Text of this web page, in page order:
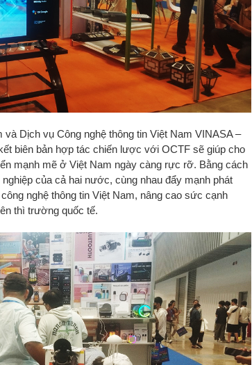
Dịch vụ Công nghệ thông tin Việt Nam VINASA –
biên bản hợp tác chiến lược với OCTF sẽ giúp cho
mạnh mẽ ở Việt Nam ngày càng rực rỡ. Bằng cách
của cả hai nước, cùng nhau đẩy mạnh phát
nghệ thông tin Việt Nam, nâng cao sức cạnh
thì trường quốc tế.